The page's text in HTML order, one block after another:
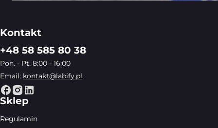
Kontakt
+48 58 585 80 38
Pon. - Pt. 8:00 - 16:00
Email: kontakt@labify.pl
Sklep
Regulamin